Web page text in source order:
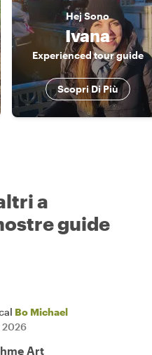
HejSono
Ivana
Experienced tour guide
Scopri Di Più
a
guide
Bo Michael
2026
Art